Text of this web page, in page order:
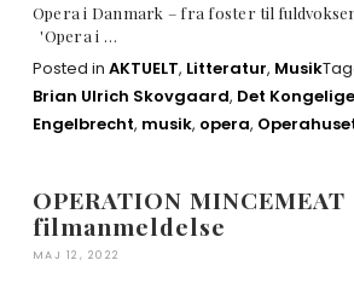
Opera i Danmark – fra foster til
'Opera i …
Posted in AKTUELT, Litteratur, Musik
Brian Ulrich Skovgaard, Det
Engelbrecht, musik, opera,
OPERATION MINCEMEAT
filmanmeldelse
MAJ 12, 2022